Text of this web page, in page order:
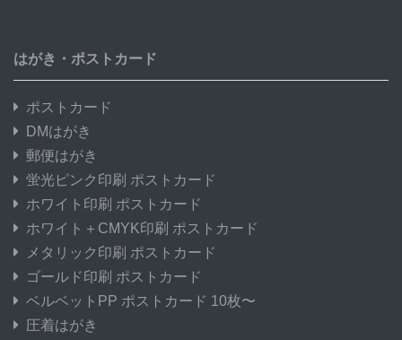
はがき・ポストカード
ポストカード
DMはがき
郵便はがき
蛍光ピンク印刷 ポストカード
ホワイト印刷 ポストカード
ホワイト＋CMYK印刷 ポストカード
メタリック印刷 ポストカード
ゴールド印刷 ポストカード
ベルベットPP ポストカード 10枚〜
圧着はがき